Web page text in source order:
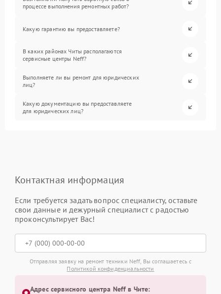
процессе выполнения ремонтных работ?
Какую гарантию вы предоставляете?
В каких районах Читы располагаются
сервисные центры Neff?
Выполняете ли вы ремонт для юридических
лиц?
Какую документацию вы предоставляете
для юридических лиц?
Контактная информация
Если требуется задать вопрос специалисту, оставьте
свои данные и дежурный специалист с радостью
проконсультирует Вас!
Отправляя заявку на ремонт техники Neff, Вы соглашаетесь с
Политикой конфиденциальности
Адрес сервисного центра Neff в Чите: